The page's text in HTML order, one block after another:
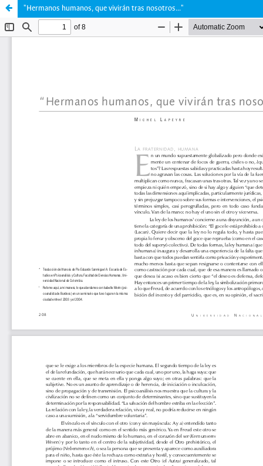
"Hermanos humanos, que vivirán tras nosotros..."